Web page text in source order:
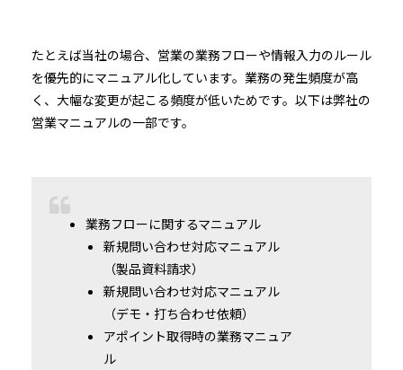
たとえば当社の場合、営業の業務フローや情報入力のルール
を優先的にマニュアル化しています。業務の発生頻度が高
く、大幅な変更が起こる頻度が低いためです。以下は弊社の
営業マニュアルの一部です。
業務フローに関するマニュアル
新規問い合わせ対応マニュアル
（製品資料請求）
新規問い合わせ対応マニュアル
（デモ・打ち合わせ依頼）
アポイント取得時の業務マニュア
ル